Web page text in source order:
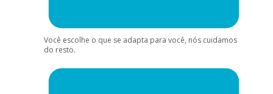
Você escolhe o que se adapta para você, nós cuidamos
do resto.